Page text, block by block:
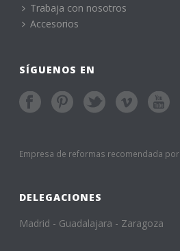
Trabaja con nosotros
Accesorios
SÍGUENOS EN
Empresa de reformas recomendada por
DELEGACIONES
Madrid - Guadalajara - Zaragoza